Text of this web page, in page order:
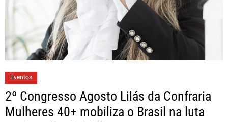
Eventos
2º Congresso Agosto Lilás da Confraria
Mulheres 40+ mobiliza o Brasil na luta